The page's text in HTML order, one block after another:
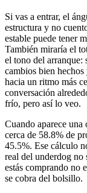
Si vas a entrar, el
estructura y no
estable puede tener
También miraría el
el tono del arranque:
cambios bien
hacia un ritmo más
conversación
frío, pero así lo veo.
Cuando aparece
cerca de 58.8% de
45.5%. Ese cálculo
real del underdog no
estás comprando no
se cobra del bolsillo.